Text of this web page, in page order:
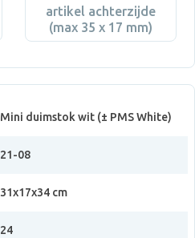
artikel achterzijde
(max 35 x 17 mm)
Mini duimstok wit (± PMS White)
21-08
31x17x34 cm
24